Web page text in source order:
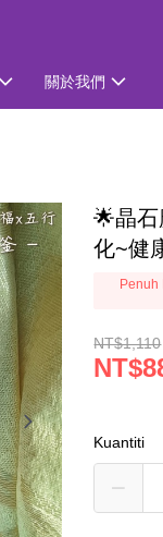
關於我們
🌟晶
化~健
NT$1,110
Kuantiti